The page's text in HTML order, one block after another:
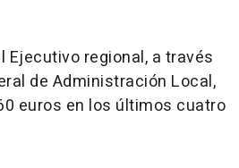
Ejecutivo regional, a través
de Administración Local,
euros en los últimos cuatro